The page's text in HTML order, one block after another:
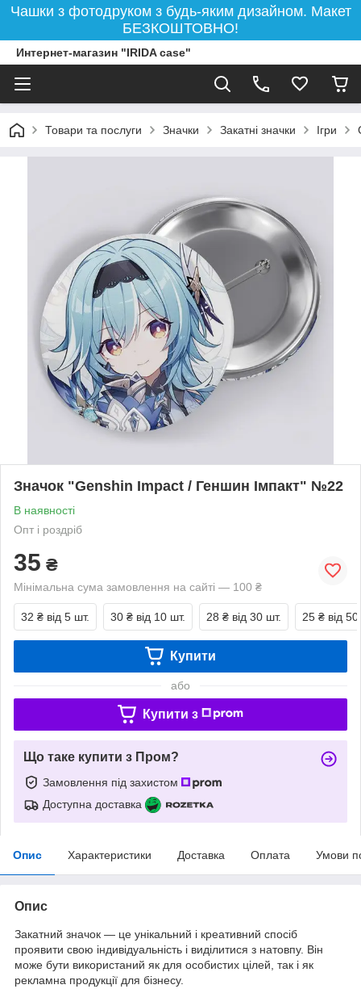
Чашки з фотодруком з будь-яким дизайном. Макет
БЕЗКОШТОВНО!
Интернет-магазин "IRIDA case"
Товари та послуги Значки Закатні значки Ігри
Значок "Genshin Impact / Геншин Імпакт" №22
В наявності
Опт і роздріб
35 ₴
Мінімальна сума замовлення на сайті — 100 ₴
32 ₴ від 5 шт. 30 ₴ від 10 шт. 28 ₴ від 30 шт. 25 ₴ від
Купити
або
Купити з
Що таке купити з Пром?
Замовлення під захистом
Доступна доставка
Опис Характеристики Доставка Оплата Умови
Опис
Закатний значок — це унікальний і креативний спосіб
проявити свою індивідуальність і виділитися з натовпу. Він
може бути використаний як для особистих цілей, так і як
рекламна продукції для бізнесу.